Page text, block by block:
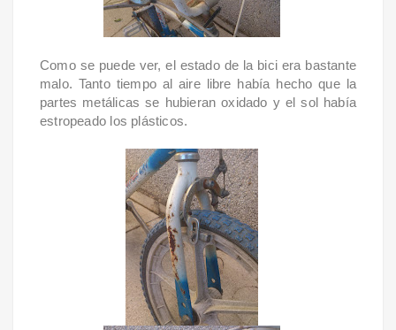
Como se puede ver, el estado de la bici era bastante
malo. Tanto tiempo al aire libre había hecho que la
partes metálicas se hubieran oxidado y el sol había
estropeado los plásticos.